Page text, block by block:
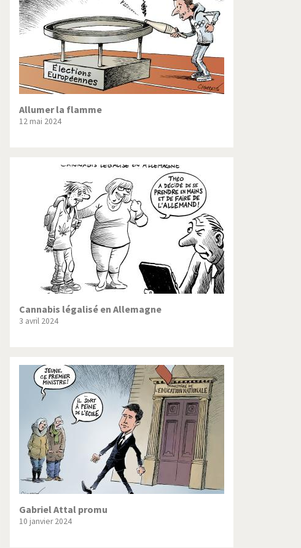
Allumer la flamme
12 mai 2024
Cannabis légalisé en Allemagne
3 avril 2024
Gabriel Attal promu
10 janvier 2024